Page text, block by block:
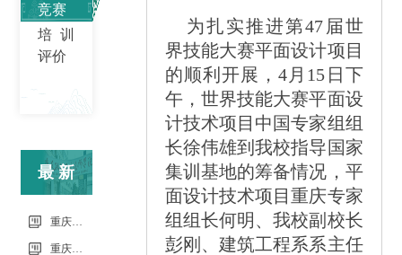
竞赛
培训
评价
最新
信息
为扎实推进第47届世
界技能大赛平面设计项目
的顺利开展，4月15日下
午，世界技能大赛平面设
计技术项目中国专家组组
长徐伟雄到我校指导国家
集训基地的筹备情况，平
面设计技术项目重庆专家
组组长何明、我校副校长
彭刚、建筑工程系系主任